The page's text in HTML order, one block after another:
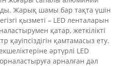
Жарық шамы бар тақта үшін
қызметі – LED ленталарын
қатар, жеткілікті
қамтамасыз ету.
әртүрлі LED
арналған дәл